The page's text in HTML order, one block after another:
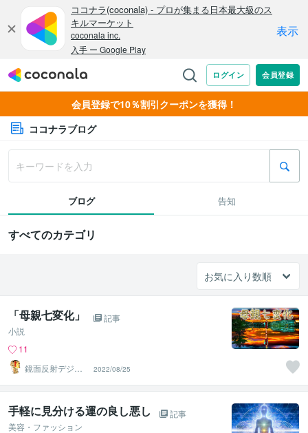
会員登録で10％割引クーポンを獲得！
ココナラブログ
ブログ 告知
すべてのカテゴリ
「母親七変化」
記事
小説
11
鏡面反射デジタ
ルアート製作所
（鈴木穣）
2022/08/25
手軽に見分ける運の良し悪し
記事
美容・ファッション